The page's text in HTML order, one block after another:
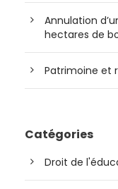
Annulation
hectares de
Patrimoine et
Catégories
Droit de